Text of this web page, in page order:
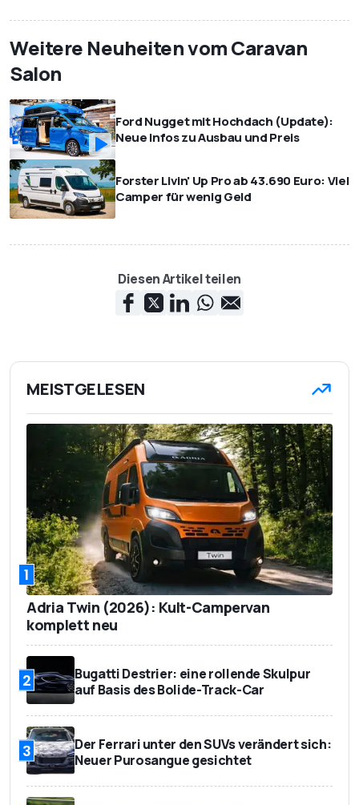
Weitere Neuheiten vom Caravan
Salon
Ford Nugget mit Hochdach (Update):
Neue Infos zu Ausbau und Preis
Forster Livin' Up Pro ab 43.690 Euro: Viel
Camper für wenig Geld
Diesen Artikel teilen
MEISTGELESEN
1
Adria Twin (2026): Kult-Campervan
komplett neu
2
Bugatti Destrier: eine rollende Skulpur
auf Basis des Bolide-Track-Car
3
Der Ferrari unter den SUVs verändert sich:
Neuer Purosangue gesichtet